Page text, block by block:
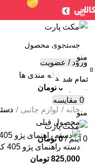
ورود / عضویت
لیست علاقه مندی ها
0
0 تومان
0 مقایسه
منو
0 آیتم /
0 تومان
منو
تمام شد
برای بزرگنمایی کلیک کنید
خانه
لوازم جانبی
محصول قبلی
دسته راهنمای پژو 405 کروز
825,000 تومان
تمام شد
تمام شد
تمام شد
تمام شد
تمام شد
تمام شد
تمام شد
تمام شد
سنسورها لوازم جانبی
ایسیو خودروهای چینی
شمع / وایر شمع